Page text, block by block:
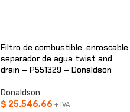
Filtro de combustible, enroscable
separador de agua twist and
drain – P551329 – Donaldson
Donaldson
$ 25.546,66 + IVA